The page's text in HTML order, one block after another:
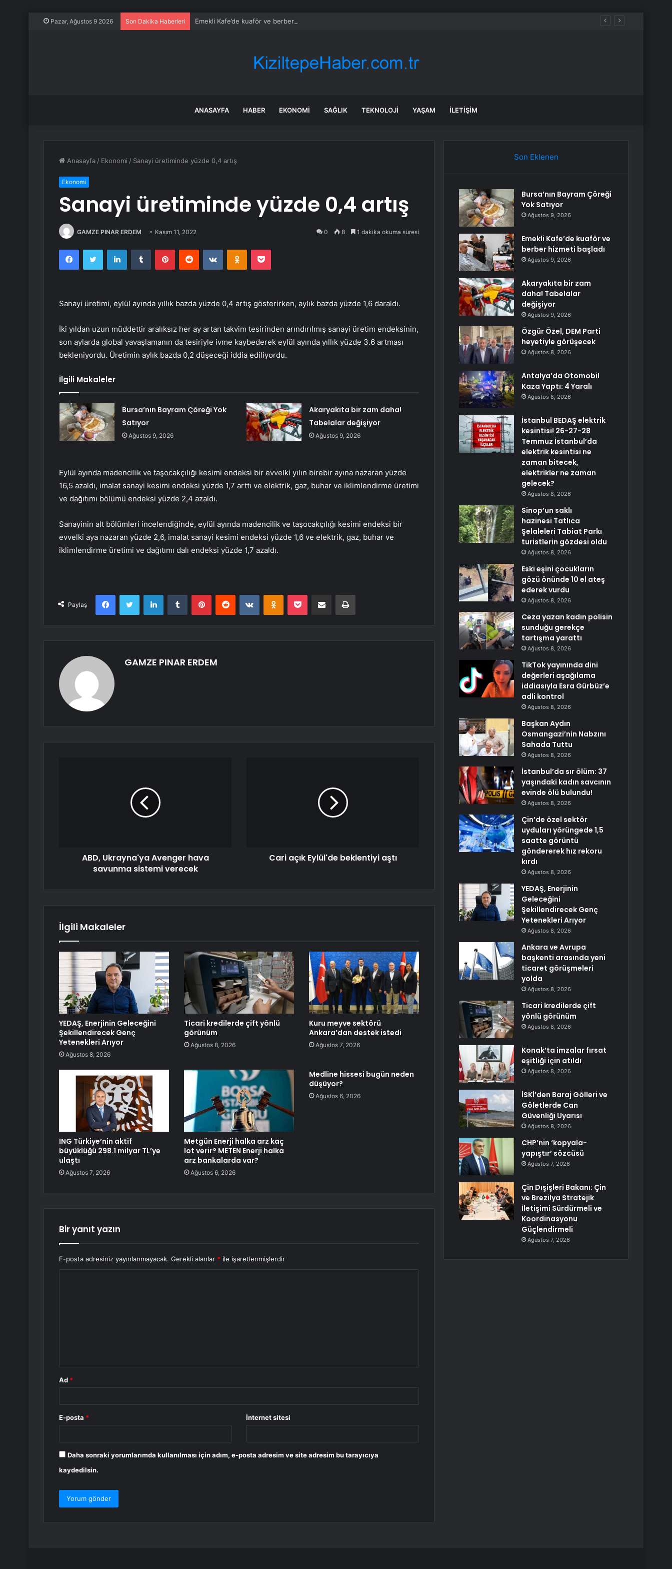
Pazar, Ağustos 9 2026 Son Dakika Haberleri Emekli Kafe’de kuaför ve berber hizmeti başladı
ANASAYFA HABER EKONOMI SAĞLIK TEKNOLOJI YAŞAM İLETIŞIM
Anasayfa / Ekonomi / Sanayi üretiminde yüzde 0,4 artış
Ekonomi
Sanayi üretiminde yüzde 0,4 artış
GAMZE PINAR ERDEM Kasım 11, 2022 0 8 1 dakika okuma süresi
FacebookTwitter LinkedInTumblr PinterestReddit VKontakteOdnoklassniki
Pocket
Sanayi üretimi, eylül ayında yıllık bazda yüzde 0,4 artış gösterirken, aylık bazda yüzde 1,6 daraldı.
İki yıldan uzun müddettir aralıksız her ay artan takvim tesirinden arındırılmış sanayi üretim endeksinin,
son aylarda global yavaşlamanın da tesiriyle ivme kaybederek eylül ayında yıllık yüzde 3.6 artması
bekleniyordu. Üretimin aylık bazda 0,2 düşeceği iddia ediliyordu.
İlgili Makaleler
Bursa’nın Bayram Çöreği Yok
Satıyor
Ağustos 9, 2026
Akaryakıta bir zam daha!
Tabelalar değişiyor
Ağustos 9, 2026
Eylül ayında madencilik ve taşocakçılığı kesimi endeksi bir evvelki yılın birebir ayına nazaran yüzde
16,5 azaldı, imalat sanayi kesimi endeksi yüzde 1,7 arttı ve elektrik, gaz, buhar ve iklimlendirme üretimi
ve dağıtımı bölümü endeksi yüzde 2,4 azaldı.
Sanayinin alt bölümleri incelendiğinde, eylül ayında madencilik ve taşocakçılığı kesimi endeksi bir
evvelki aya nazaran yüzde 2,6, imalat sanayi kesimi endeksi yüzde 1,6 ve elektrik, gaz, buhar ve
iklimlendirme üretimi ve dağıtımı dalı endeksi yüzde 1,7 azaldı.
Paylaş
FacebookTwitter LinkedInTumblr PinterestReddit VKontakteOdnoklassniki
Pocket E-Posta ile paylaş Yazdır
GAMZE PINAR ERDEM
ABD, Ukrayna'ya Avenger hava
savunma sistemi verecek
Cari açık Eylül'de beklentiyi aştı
İlgili Makaleler
YEDAŞ, Enerjinin Geleceğini
Şekillendirecek Genç
Yetenekleri Arıyor
Ağustos 8, 2026
Ticari kredilerde çift yönlü
görünüm
Ağustos 8, 2026
Kuru meyve sektörü
Ankara’dan destek istedi
Ağustos 7, 2026
ING Türkiye’nin aktif
büyüklüğü 298.1 milyar TL’ye
ulaştı
Ağustos 7, 2026
Metgün Enerji halka arz kaç
lot verir? METEN Enerji halka
arz bankalarda var?
Ağustos 6, 2026
Medline hissesi bugün neden
düşüyor?
Ağustos 6, 2026
Bir yanıt yazın
E-posta adresiniz yayınlanmayacak. Gerekli alanlar * ile işaretlenmişlerdir
Ad *
E-posta * İnternet sitesi
Daha sonraki yorumlarımda kullanılması için adım, e-posta adresim ve site adresim bu tarayıcıya
kaydedilsin.
Son Eklenen
Bursa’nın Bayram Çöreği
Yok Satıyor
Ağustos 9, 2026
Emekli Kafe’de kuaför ve
berber hizmeti başladı
Ağustos 9, 2026
Akaryakıta bir zam
daha! Tabelalar
değişiyor
Ağustos 9, 2026
Özgür Özel, DEM Parti
heyetiyle görüşecek
Ağustos 8, 2026
Antalya’da Otomobil
Kaza Yaptı: 4 Yaralı
Ağustos 8, 2026
İstanbul BEDAŞ elektrik
kesintisi! 26-27-28
Temmuz İstanbul’da
elektrik kesintisi ne
zaman bitecek,
elektrikler ne zaman
gelecek?
Ağustos 8, 2026
Sinop’un saklı
hazinesi Tatlıca
Şelaleleri Tabiat Parkı
turistlerin gözdesi oldu
Ağustos 8, 2026
Eski eşini çocukların
gözü önünde 10 el ateş
ederek vurdu
Ağustos 8, 2026
Ceza yazan kadın polisin
sunduğu gerekçe
tartışma yarattı
Ağustos 8, 2026
TikTok yayınında dini
değerleri aşağılama
iddiasıyla Esra Gürbüz’e
adli kontrol
Ağustos 8, 2026
Başkan Aydın
Osmangazi’nin Nabzını
Sahada Tuttu
Ağustos 8, 2026
İstanbul’da sır ölüm: 37
yaşındaki kadın savcının
evinde ölü bulundu!
Ağustos 8, 2026
Çin’de özel sektör
uyduları yörüngede 1,5
saatte görüntü
göndererek hız rekoru
kırdı
Ağustos 8, 2026
YEDAŞ, Enerjinin
Geleceğini
Şekillendirecek Genç
Yetenekleri Arıyor
Ağustos 8, 2026
Ankara ve Avrupa
başkenti arasında yeni
ticaret görüşmeleri
yolda
Ağustos 8, 2026
Ticari kredilerde çift
yönlü görünüm
Ağustos 8, 2026
Konak’ta imzalar fırsat
eşitliği için atıldı
Ağustos 8, 2026
İSKİ’den Baraj Gölleri ve
Göletlerde Can
Güvenliği Uyarısı
Ağustos 8, 2026
CHP’nin ‘kopyala-
yapıştır’ sözcüsü
Ağustos 7, 2026
Çin Dışişleri Bakanı: Çin
ve Brezilya Stratejik
İletişimi Sürdürmeli ve
Koordinasyonu
Güçlendirmeli
Ağustos 7, 2026